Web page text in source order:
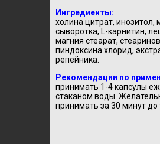
Ингредиенты:
холина цитрат,
сыворотка, L-карнитин,
магния стеарат,
пиндоксина хлорид,
репейника.
Рекомендации по
принимать 1-4 капсулы
стаканом воды.
принимать за 30 минут до